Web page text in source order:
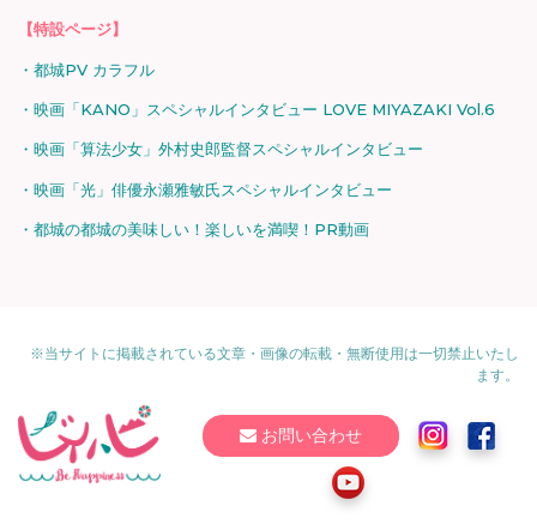
【特設ページ】
都城PV カラフル
映画「KANO」スペシャルインタビュー LOVE MIYAZAKI Vol.6
映画「算法少女」外村史郎監督スペシャルインタビュー
映画「光」俳優永瀬雅敏氏スペシャルインタビュー
都城の都城の美味しい！楽しいを満喫！PR動画
※当サイトに掲載されている文章・画像の転載・無断使用は一切禁止いたし
ます。
お問い合わせ